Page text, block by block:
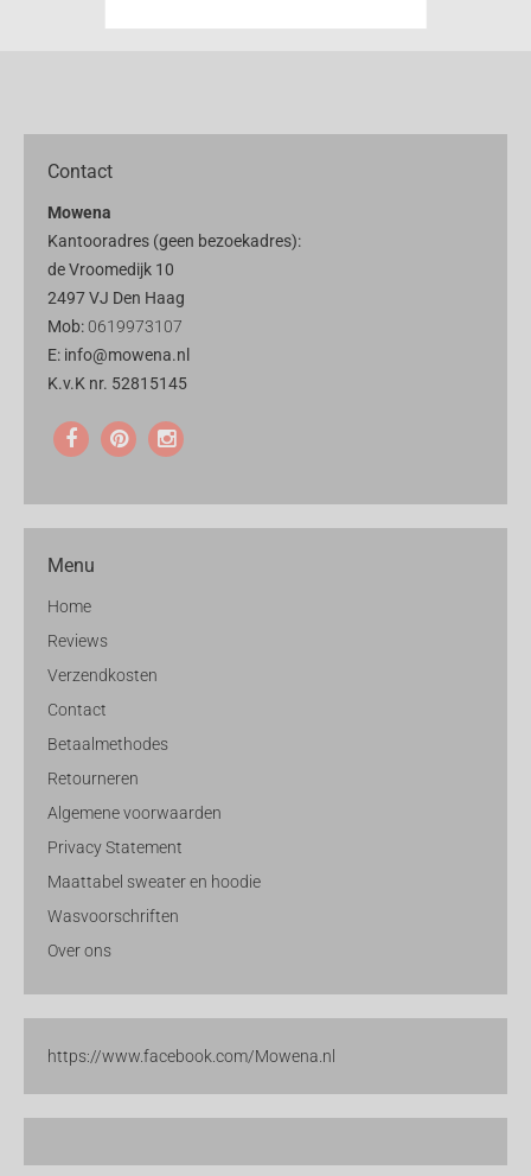
Contact
Mowena
Kantooradres (geen bezoekadres):
de Vroomedijk 10
2497 VJ Den Haag
Mob: 0619973107
E: info@mowena.nl
K.v.K nr. 52815145
Menu
Home
Reviews
Verzendkosten
Contact
Betaalmethodes
Retourneren
Algemene voorwaarden
Privacy Statement
Maattabel sweater en hoodie
Wasvoorschriften
Over ons
https://www.facebook.com/Mowena.nl